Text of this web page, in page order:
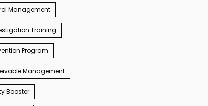
Management
Training
Program
Management
Booster